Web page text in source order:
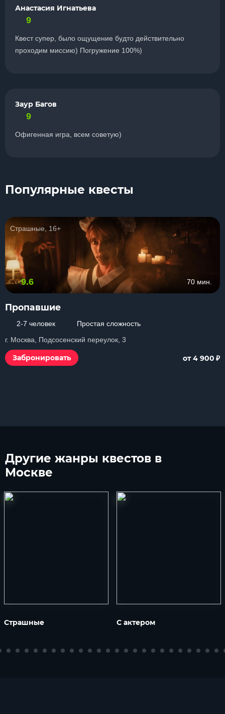
Анастасия Игнатьева
9
Квест супер, было ощущение будто действительно
проходим миссию) Погружение 100%)
Заур Багов
9
Офигенная игра, всем советую)
Популярные квесты
Страшные, 16+
9.6 70 мин.
Пропавшие
2-7 человек
Простая сложность
г. Москва, Подсосенский переулок, 3
Забронировать от 4 900 ₽
Другие жанры квестов в
Москве
Страшные С актером